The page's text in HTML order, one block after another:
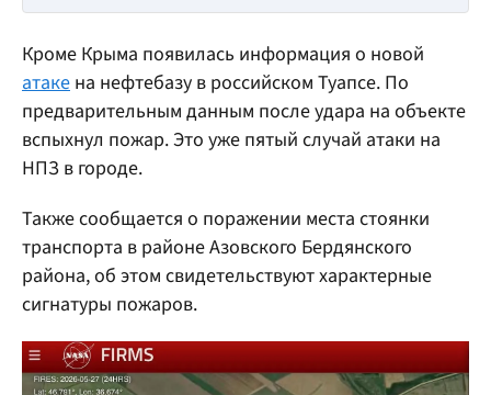
Кроме Крыма появилась информация о новой
атаке на нефтебазу в российском Туапсе. По
предварительным данным после удара на объекте
вспыхнул пожар. Это уже пятый случай атаки на
НПЗ в городе.
Также сообщается о поражении места стоянки
транспорта в районе Азовского Бердянского
района, об этом свидетельствуют характерные
сигнатуры пожаров.